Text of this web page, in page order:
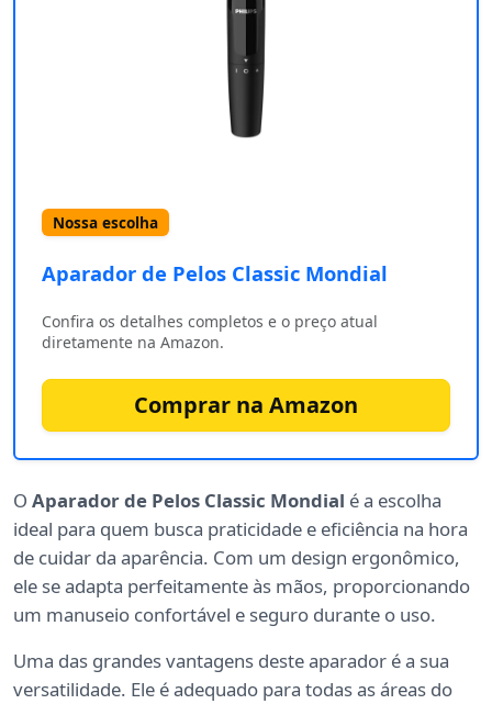
Nossa escolha
Aparador de Pelos Classic Mondial
Confira os detalhes completos e o preço atual
diretamente na Amazon.
Comprar na Amazon
O Aparador de Pelos Classic Mondial é a escolha
ideal para quem busca praticidade e eficiência na hora
de cuidar da aparência. Com um design ergonômico,
ele se adapta perfeitamente às mãos, proporcionando
um manuseio confortável e seguro durante o uso.
Uma das grandes vantagens deste aparador é a sua
versatilidade. Ele é adequado para todas as áreas do